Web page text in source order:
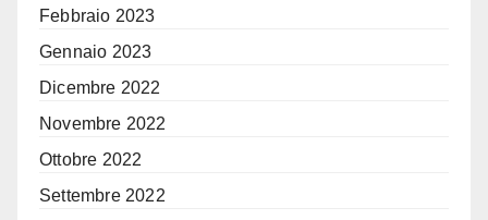
Febbraio 2023
Gennaio 2023
Dicembre 2022
Novembre 2022
Ottobre 2022
Settembre 2022